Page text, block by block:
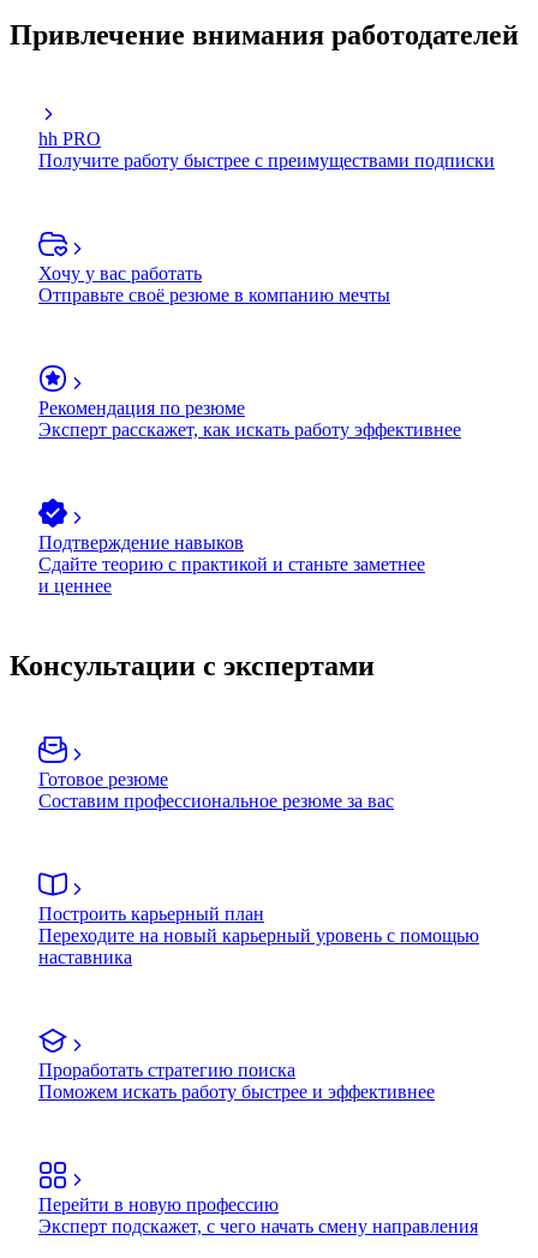
Привлечение внимания работодателей
hh PRO
Получите работу быстрее с преимуществами подписки
Хочу у вас работать
Отправьте своё резюме в компанию мечты
Рекомендация по резюме
Эксперт расскажет, как искать работу эффективнее
Подтверждение навыков
Сдайте теорию с практикой и станьте заметнее
и ценнее
Консультации с экспертами
Готовое резюме
Составим профессиональное резюме за вас
Построить карьерный план
Переходите на новый карьерный уровень с помощью
наставника
Проработать стратегию поиска
Поможем искать работу быстрее и эффективнее
Перейти в новую профессию
Эксперт подскажет, с чего начать смену направления